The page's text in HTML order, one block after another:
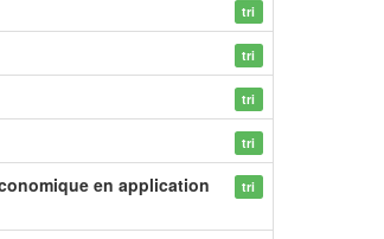
tri
tri
tri
tri
en application
tri